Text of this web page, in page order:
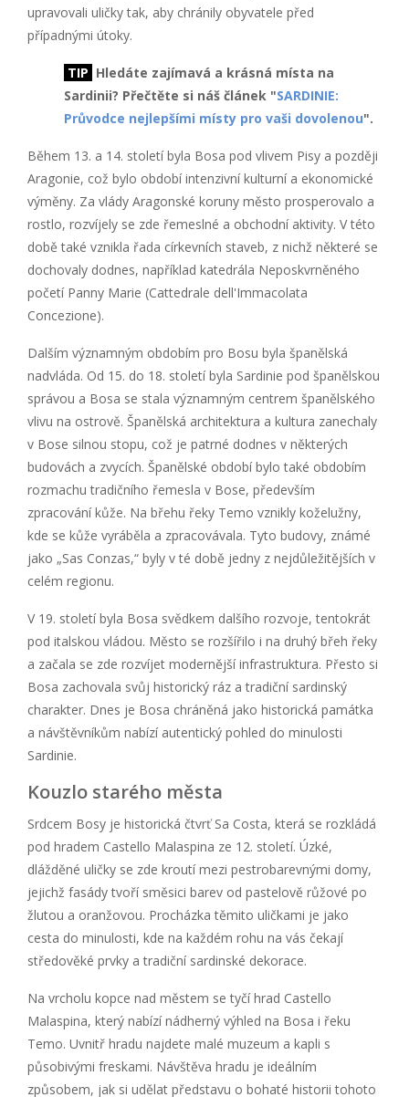
upravovali uličky tak, aby chránily obyvatele před
případnými útoky.
TIP Hledáte zajímavá a krásná místa na
Sardinii? Přečtěte si náš článek "SARDINIE:
Průvodce nejlepšími místy pro vaši dovolenou".
Během 13. a 14. století byla Bosa pod vlivem Pisy a později
Aragonie, což bylo období intenzivní kulturní a ekonomické
výměny. Za vlády Aragonské koruny město prosperovalo a
rostlo, rozvíjely se zde řemeslné a obchodní aktivity. V této
době také vznikla řada církevních staveb, z nichž některé se
dochovaly dodnes, například katedrála Neposkvrněného
početí Panny Marie (Cattedrale dell'Immacolata
Concezione).
Dalším významným obdobím pro Bosu byla španělská
nadvláda. Od 15. do 18. století byla Sardinie pod španělskou
správou a Bosa se stala významným centrem španělského
vlivu na ostrově. Španělská architektura a kultura zanechaly
v Bose silnou stopu, což je patrné dodnes v některých
budovách a zvycích. Španělské období bylo také obdobím
rozmachu tradičního řemesla v Bose, především
zpracování kůže. Na břehu řeky Temo vznikly koželužny,
kde se kůže vyráběla a zpracovávala. Tyto budovy, známé
jako „Sas Conzas,“ byly v té době jedny z nejdůležitějších v
celém regionu.
V 19. století byla Bosa svědkem dalšího rozvoje, tentokrát
pod italskou vládou. Město se rozšířilo i na druhý břeh řeky
a začala se zde rozvíjet modernější infrastruktura. Přesto si
Bosa zachovala svůj historický ráz a tradiční sardinský
charakter. Dnes je Bosa chráněná jako historická památka
a návštěvníkům nabízí autentický pohled do minulosti
Sardinie.
Kouzlo starého města
Srdcem Bosy je historická čtvrť Sa Costa, která se rozkládá
pod hradem Castello Malaspina ze 12. století. Úzké,
dlážděné uličky se zde kroutí mezi pestrobarevnými domy,
jejichž fasády tvoří směsici barev od pastelově růžové po
žlutou a oranžovou. Procházka těmito uličkami je jako
cesta do minulosti, kde na každém rohu na vás čekají
středověké prvky a tradiční sardinské dekorace.
Na vrcholu kopce nad městem se tyčí hrad Castello
Malaspina, který nabízí nádherný výhled na Bosa i řeku
Temo. Uvnitř hradu najdete malé muzeum a kapli s
působivými freskami. Návštěva hradu je ideálním
způsobem, jak si udělat představu o bohaté historii tohoto